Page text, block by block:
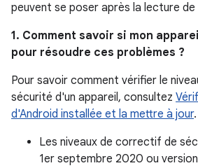
peuvent se poser après la lecture de
1. Comment savoir si mon
pour résoudre ces problèmes ?
Pour savoir comment vérifier le
sécurité d'un appareil, consultez
d'Android installée et la mettre à jour.
Les niveaux de correctif de
1er septembre 2020 ou